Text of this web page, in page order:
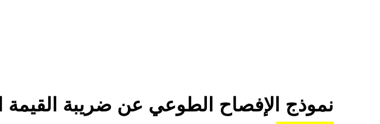
نموذج الإفصاح الطوعي عن ضريبة القيمة